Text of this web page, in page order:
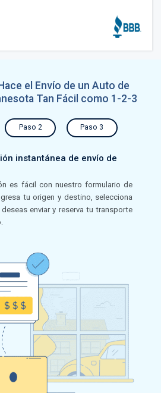
el Envío de un Auto de
Tan Fácil como 1-2-3
Paso 2 Paso 3
instantánea de envío de
es fácil con nuestro formulario de
tu origen y destino, selecciona
enviar y reserva tu transporte